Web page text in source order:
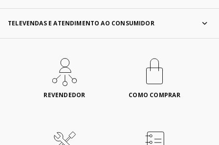
TELEVENDAS E ATENDIMENTO AO CONSUMIDOR
REVENDEDOR COMO COMPRAR